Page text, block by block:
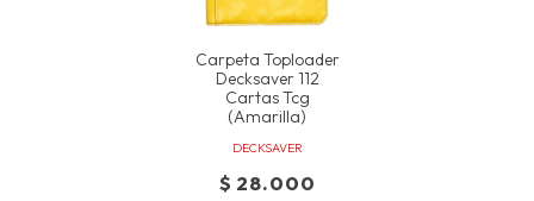
Carpeta Toploader
Decksaver 112
Cartas Tcg
(amarilla)
DECKSAVER
$ 28.000